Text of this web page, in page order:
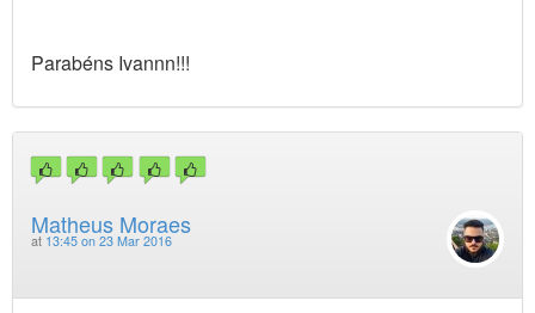
Parabéns Ivannn!!!
Matheus Moraes
at 13:45 on 23 Mar 2016